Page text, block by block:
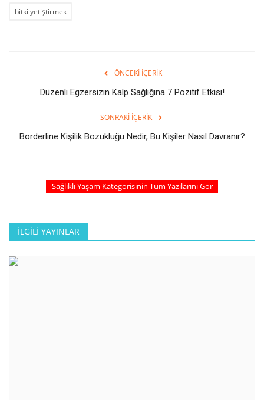
bitki yetiştirmek
ÖNCEKI İÇERIK
Düzenli Egzersizin Kalp Sağlığına 7 Pozitif Etkisi!
SONRAKI İÇERIK
Borderline Kişilik Bozukluğu Nedir, Bu Kişiler Nasıl Davranır?
Sağlıklı Yaşam Kategorisinin Tüm Yazılarını Gör
İLGILI YAYINLAR